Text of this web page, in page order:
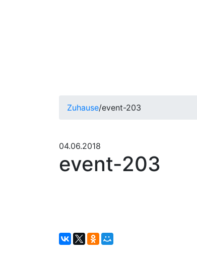
Zuhause/event-203
04.06.2018
event-203